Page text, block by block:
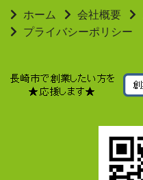
ホーム 会社概要
プライバシーポリシー